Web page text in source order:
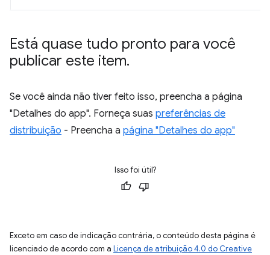
Está quase tudo pronto para você
publicar este item.
Se você ainda não tiver feito isso, preencha a página
"Detalhes do app". Forneça suas preferências de
distribuição - Preencha a página "Detalhes do app"
Isso foi útil?
Exceto em caso de indicação contrária, o conteúdo desta página é
licenciado de acordo com a Licença de atribuição 4.0 do Creative